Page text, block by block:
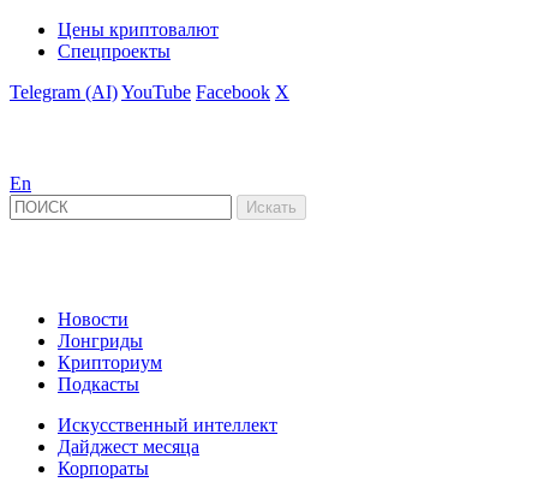
Цены криптовалют
Спецпроекты
Telegram (AI)YouTube Facebook X
En
Новости
Лонгриды
Крипториум
Подкасты
Искусственный интеллект
Дайджест месяца
Корпораты